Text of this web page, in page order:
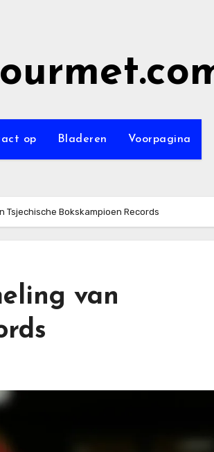
op Bladeren Voorpagina
Tsjechische Bokskampioen Records
van